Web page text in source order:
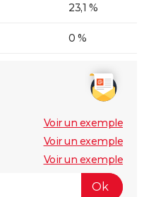
23,1 %
0 %
Voir un exemple
Voir un exemple
Voir un exemple